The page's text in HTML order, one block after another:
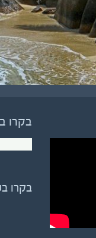
בקרו
בקרו